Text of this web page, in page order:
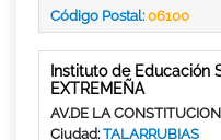
Código Postal:06100
Instituto de Educación
EXTREMEÑA
AV.DE LA
Ciudad:TALARRUBIAS